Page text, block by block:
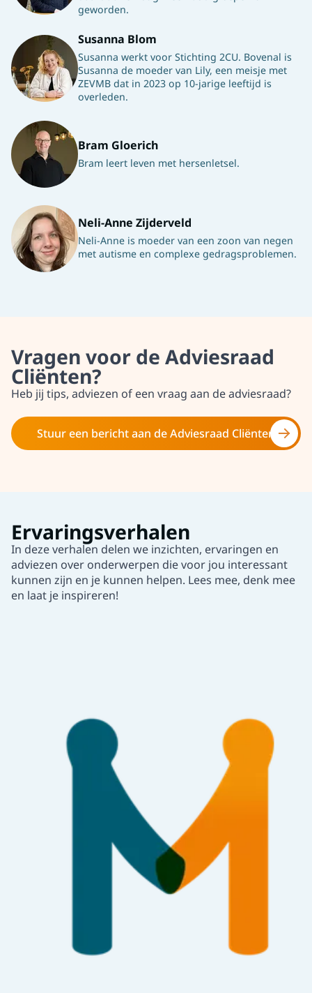
geworden.
Susanna Blom
Susanna werkt voor Stichting 2CU. Bovenal is
Susanna de moeder van Lily, een meisje met
ZEVMB dat in 2023 op 10-jarige leeftijd is
overleden.
Bram Gloerich
Bram leert leven met hersenletsel.
Neli-Anne Zijderveld
Neli-Anne is moeder van een zoon van negen
met autisme en complexe gedragsproblemen.
Vragen voor de Adviesraad
Cliënten?
Heb jij tips, adviezen of een vraag aan de adviesraad?
Stuur een bericht aan de Adviesraad Cliënten
Ervaringsverhalen
In deze verhalen delen we inzichten, ervaringen en
adviezen over onderwerpen die voor jou interessant
kunnen zijn en je kunnen helpen. Lees mee, denk mee
en laat je inspireren!